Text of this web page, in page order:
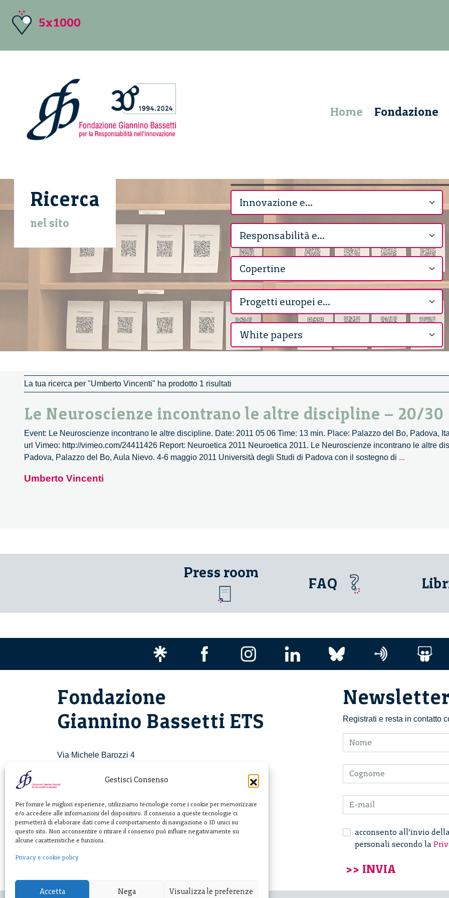
Gestisci Consenso
Per fornire le migliori esperienze, utilizziamo tecnologie come i cookie per memorizzare
e/o accedere alle informazioni del dispositivo. Il consenso a queste tecnologie ci
permetterà di elaborare dati come il comportamento di navigazione o ID unici su
questo sito. Non acconsentire o ritirare il consenso può influire negativamente su
alcune caratteristiche e funzioni.
Privacy e cookie policy
Accetta Nega Visualizza le preferenze
5x1000
Home Fondazione
Ricerca
nel sito
La tua ricerca per "Umberto Vincenti" ha prodotto 1 risultati
Le Neuroscienze incontrano le altre discipline – 20/30
Event: Le Neuroscienze incontrano le altre discipline. Date: 2011 05 06 Time: 13 min. Place: Palazzo del Bo, Padova,
url Vimeo: http://vimeo.com/24411426 Report: Neuroetica 2011 Neuroetica 2011. Le Neuroscienze incontrano le altre
Padova, Palazzo del Bo, Aula Nievo. 4-6 maggio 2011 Università degli Studi di Padova con il sostegno di ...
Umberto Vincenti
Press room
FAQ
Registrati e resta in contatto
acconsento all’invio
personali secondo la
Fondazione
Giannino Bassetti ETS
Via Michele Barozzi 4
T. +39 02 781933
info@fondazionebassetti.org
p.i. 12520270153